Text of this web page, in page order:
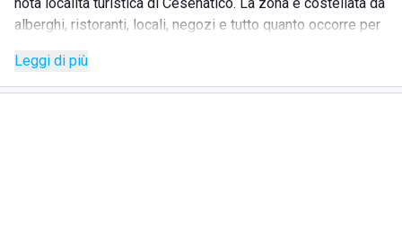
alberghi, ristoranti, locali, negozi e tutto quanto occorre per
consente di raggiungere facilmente le principali attrazioni
artistiche e naturalistiche della regione. La struttura è il
Leggi di più